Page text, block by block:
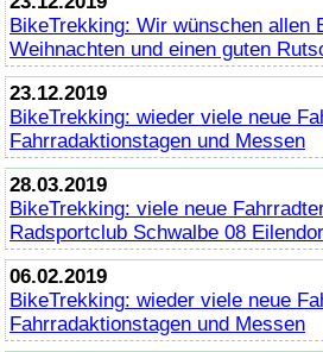
BikeTrekking: Wir wünschen allen
Weihnachten und einen guten
23.12.2019
BikeTrekking: wieder viele neue
Fahrradaktionstagen und Messen
28.03.2019
BikeTrekking: viele neue
Radsportclub Schwalbe 08
06.02.2019
BikeTrekking: wieder viele neue
Fahrradaktionstagen und Messen